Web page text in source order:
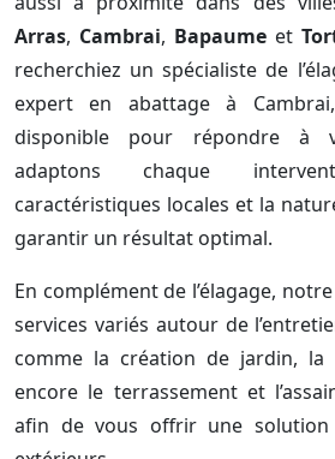
Arras, Cambrai, Bapaume et
recherchiez un spécialiste de
expert en abattage à
disponible pour répondre à
adaptons chaque
caractéristiques locales et la
garantir un résultat optimal.
En complément de l’élagage,
services variés autour de
comme la création de jardin,
encore le terrassement et
afin de vous offrir une solution